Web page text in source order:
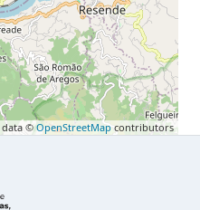
data ©OpenStreetMapcontributors